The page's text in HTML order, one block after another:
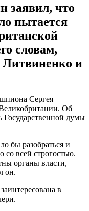
заявил, что
пытается
словам,
Литвиненко и
Сергея
Об
Государственной думы
бы разобраться и
со всей строгостью.
органы власти,
он.
в